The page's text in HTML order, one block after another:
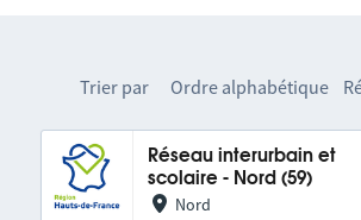
Trier par Ordre alphabétique
Réseau interurbain et
scolaire - Nord (59)
Nord